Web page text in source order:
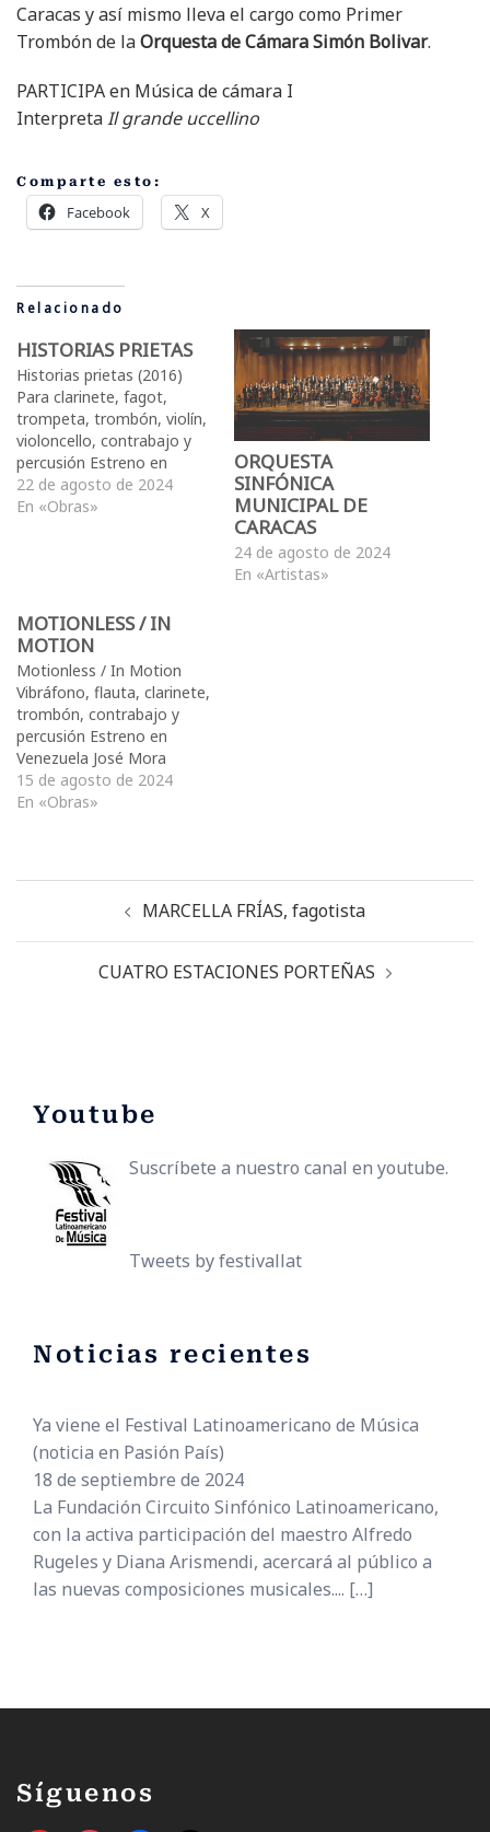
Caracas y así mismo lleva el cargo como Primer
Trombón de laOrquesta de Cámara Simón Bolivar.
PARTICIPA en Música de cámara I
InterpretaIl grande uccellino
Comparte esto:
Facebook X
Relacionado
HISTORIAS PRIETAS
Historias prietas (2016)
Para clarinete, fagot,
trompeta, trombón, violín,
violoncello, contrabajo y
percusión Estreno en
Venezuela Ricardo
Monteros Tello La obra
que utilizó Igor Stravinski
para “Historia de un
Soldado”. Esta dedicada al
maestro Augusto…
22 de agosto de 2024
En «Obras»
ORQUESTA
SINFÓNICA
MUNICIPAL DE
CARACAS
24 de agosto de 2024
En «Artistas»
MOTIONLESS / IN
MOTION
Motionless / In Motion
Vibráfono, flauta, clarinete,
trombón, contrabajo y
percusión Estreno en
Venezuela José Mora
Jiménez
15 de agosto de 2024
En «Obras»
MARCELLA FRÍAS, fagotista
CUATRO ESTACIONES PORTEÑAS
Youtube
Suscríbete a nuestro canal en youtube.
Tweets by festivallat
Noticias recientes
Ya viene el Festival Latinoamericano de Música
(noticia en Pasión País)
18 de septiembre de 2024
La Fundación Circuito Sinfónico Latinoamericano,
con la activa participación del maestro Alfredo
Rugeles y Diana Arismendi, acercará al público a
las nuevas composiciones musicales.... […]
Síguenos